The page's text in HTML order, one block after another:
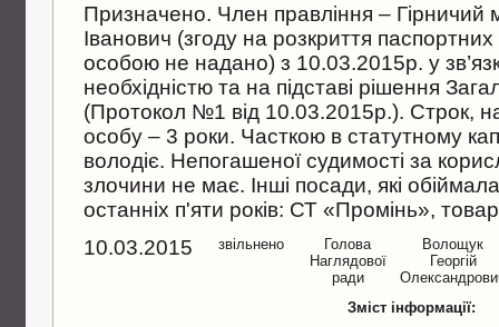
Призначено. Член правлiння – Гiрничий
Iванович (згоду на розкриття
особою не надано) з 10.03.2015р. у
необхiднiстю та на пiдставi рiшення
(Протокол №1 вiд 10.03.2015р.). Строк,
особу – 3 роки. Часткою в статутному
володiє. Непогашеної судимостi за
злочини не має. Iншi посади, якi
останнiх п'яти рокiв: СТ «Промiнь»,
10.03.2015
звільнено
Голова
Наглядової
ради
Волощук
Георгiй
Зміст інформації: